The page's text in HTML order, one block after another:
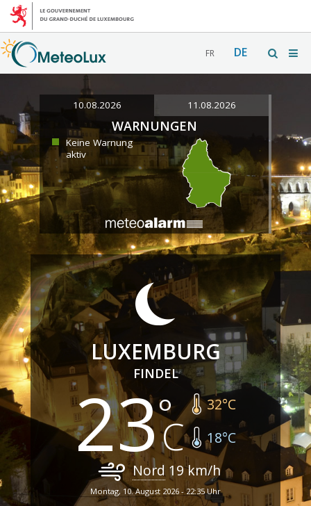
FR DE
10.08.2026 11.08.2026
WARNUNGEN
Keine Warnung
aktiv
LUXEMBURG
FINDEL
23 32°C
18°C
Nord 19km/h
Montag, 10. August 2026 - 22:35 Uhr